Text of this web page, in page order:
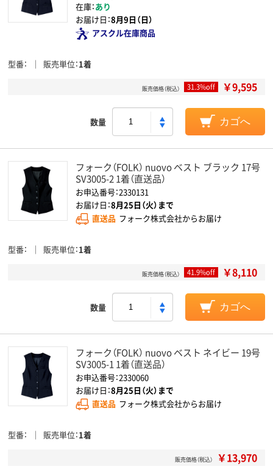
在庫：あり
お届け日：8月9日（日）
アスクル在庫商品
型番 販売単位 1着
販売価格（税込） 31.3%off ￥9,595
数量 カゴへ
フォーク（FOLK） nuovo ベスト ブラック 17号
SV3005-2 1着（直送品）
お申込番号：2330131
お届け日：8月25日（火）まで
直送品 フォーク株式会社からお届け
型番 販売単位 1着
販売価格（税込） 41.9%off ￥8,110
数量 カゴへ
フォーク（FOLK） nuovo ベスト ネイビー 19号
SV3005-1 1着（直送品）
お申込番号：2330060
お届け日：8月25日（火）まで
直送品 フォーク株式会社からお届け
型番 販売単位 1着
販売価格（税込） ￥13,970